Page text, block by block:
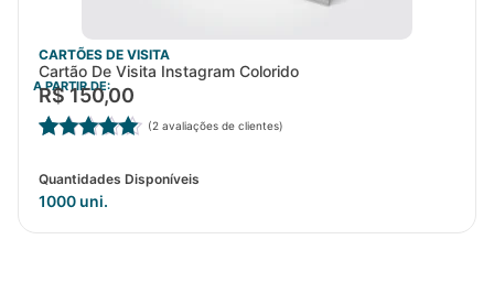
CARTÕES DE VISITA
Cartão De Visita Instagram Colorido
A PARTIR DE:
R$150,00
como5.00
de 5, com
baseado
em
(2avaliações de clientes)
Quantidades Disponíveis
1000 uni.